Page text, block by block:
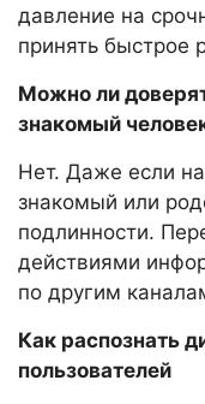
давление на
принять быстрое
Можно ли
знакомый
Нет. Даже если
знакомый или
подлинности.
действиями
по другим
Как распознать
пользователей